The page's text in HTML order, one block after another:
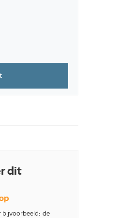
dit
bijvoorbeeld: de